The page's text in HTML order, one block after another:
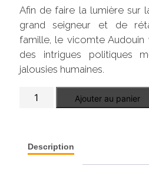
Afin de faire la lumière sur
grand seigneur et de
famille, le vicomte
des intrigues politiques
jalousies humaines.
Ajouter au panier
Description